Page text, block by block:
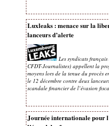
Luxleaks : menace sur la
lanceurs d’alerte
Les syndicats
CFDT-Journalistes) appellent la
moyens lors de la tenue du procès
le 12 décembre contre deux
scandale financier de l’évasion
Journée internationale pour